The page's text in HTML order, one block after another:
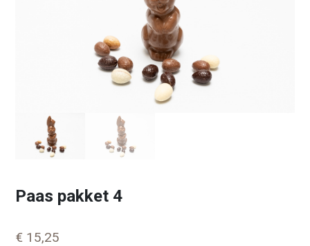
Paas pakket 4
€ 15,25